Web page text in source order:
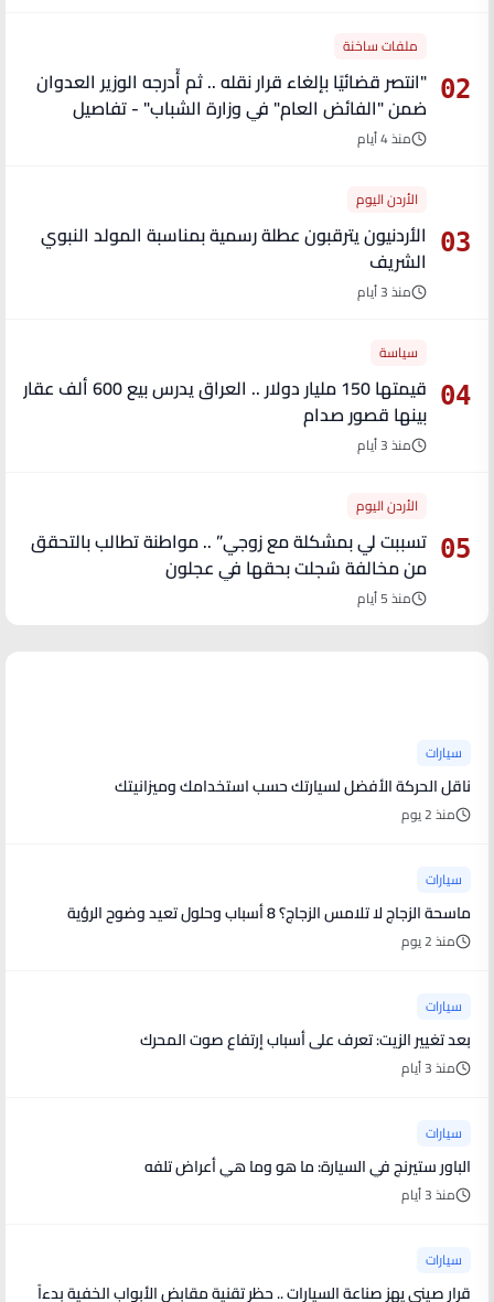
02
ملفات ساخنة
"انتصر قضائيًا بإلغاء قرار نقله .. ثم أُدرجه الوزير العدوان
ضمن "الفائض العام" في وزارة الشباب" - تفاصيل
منذ 4 أيام
03
الأردن اليوم
الأردنيون يترقبون عطلة رسمية بمناسبة المولد النبوي
الشريف
منذ 3 أيام
04
سياسة
قيمتها 150 مليار دولار .. العراق يدرس بيع 600 ألف عقار
بينها قصور صدام
منذ 3 أيام
05
الأردن اليوم
تسببت لي بمشكلة مع زوجي” .. مواطنة تطالب بالتحقق
من مخالفة سُجلت بحقها في عجلون
منذ 5 أيام
سيارات
ناقل الحركة الأفضل لسيارتك حسب استخدامك وميزانيتك
منذ 2 يوم
سيارات
ماسحة الزجاج لا تلامس الزجاج؟ 8 أسباب وحلول تعيد وضوح الرؤية
منذ 2 يوم
سيارات
بعد تغيير الزيت: تعرف على أسباب إرتفاع صوت المحرك
منذ 3 أيام
سيارات
الباور ستيرنج في السيارة: ما هو وما هي أعراض تلفه
منذ 3 أيام
سيارات
قرار صيني يهز صناعة السيارات .. حظر تقنية مقابض الأبواب الخفية بدءاً